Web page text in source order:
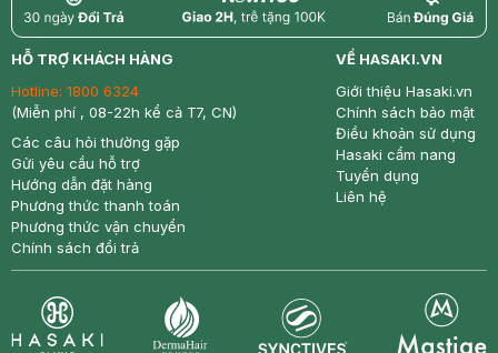
return nowfree price
HỖ TRỢ KHÁCH HÀNG
Hotline: 1800 6324
(Miễn phí , 08-22h kể cả T7, CN)
Các câu hỏi thường gặp
Gửi yêu cầu hỗ trợ
Hướng dẫn đặt hàng
Phương thức thanh toán
Phương thức vận chuyển
Chính sách đổi trả
VỀ HASAKI.VN
Giới thiệu Hasaki.vn
Chính sách bảo mật
Điều khoản sử dụng
Hasaki cẩm nang
Tuyển dụng
Liên hệ